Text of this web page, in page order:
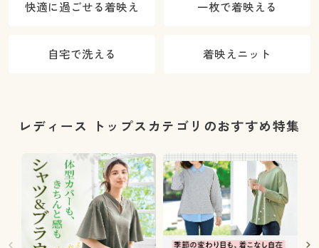
対策)
快適に過ごせる着映え 一枚で着映える
自宅で洗える 着映えニット
レディース トップスカテゴリのおすすめ特集